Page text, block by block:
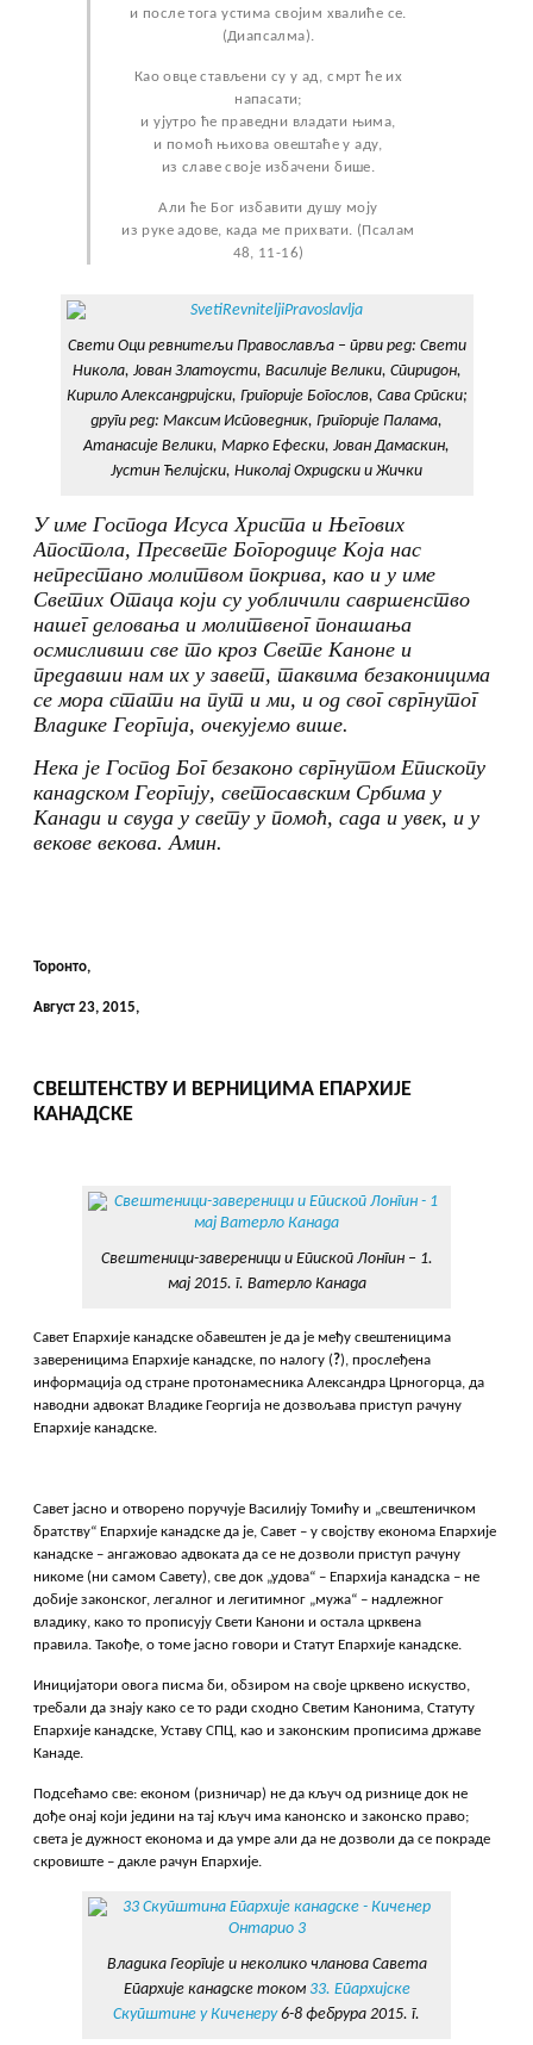
и после тога устима својим хвалиће се.
(Диапсалма).
Као овце стављени су у ад, смрт ће их
напасати;
и ујутро ће праведни владати њима,
и помоћ њихова овештаће у аду,
из славе своје избачени бише.
Али ће Бог избавити душу моју
из руке адове, када ме прихвати. (Псалам
48, 11-16)
Свети Оци ревнитељи Православља – први ред: Свети
Никола, Јован Златоусти, Василије Велики, Спиридон,
Кирило Александријски, Григорије Богослов, Сава Српски;
други ред: Максим Исповедник, Григорије Палама,
Атанасије Велики, Марко Ефески, Јован Дамаскин,
Јустин Ћелијски, Николај Охридски и Жички
У име Господа Исуса Христа и Његових
Апостола, Пресвете Богородице Која нас
непрестано молитвом покрива, као и у име
Светих Отаца који су уобличили савршенство
нашег деловања и молитвеног понашања
осмисливши све то кроз Свете Каноне и
предавши нам их у завет, таквима безаконицима
се мора стати на пут и ми, и од свог свргнутог
Владике Георгија, очекујемо више.
Нека је Господ Бог безаконо свргнутом Епископу
канадском Георгију, светосавским Србима у
Канади и свуда у светуу помоћ,сада и увек, и у
векове векова. Амин.
Торонто,
Август 23, 2015,
СВЕШТЕНСТВУ И ВЕРНИЦИМА ЕПАРХИЈЕ
КАНАДСКЕ
Свештеници-завереници и Епископ Лонгин – 1.
мај 2015. г. Ватерло Канада
Савет Епархије канадске обавештен је да је међу свештеницима
завереницима Епархије канадске, по налогу (?), прослеђена
информација од стране протонамесника Александра Црногорца, да
наводни адвокат Владике Георгија не дозвољава приступ рачуну
Епархије канадске.
Савет јасно и отворено поручује Василију Томићу и „свештеничком
братству“ Епархије канадске да је, Савет – у својству економа Епархије
канадске – ангажовао адвоката да се не дозволи приступ рачуну
никоме (ни самом Савету), све док „удова“ – Епархија канадска – не
добије законског, легалног и легитимног „мужа“ – надлежног
владику, како то прописују Свети Канони и остала црквена
правила. Такође, о томе јасно говори и Статут Епархије канадске.
Иницијатори овога писма би, обзиром на своје црквено искуство,
требали да знају како се то ради сходно Светим Канонима, Статуту
Епархије канадске, Уставу СПЦ, као и законским прописима државе
Канаде.
Подсећамо све: економ (ризничар) не да кључ од ризнице док не
дође онај који једини на тај кључ има канонско и законско право;
света је дужност економа и да умре али да не дозволи да се покраде
скровиште – дакле рачун Епархије.
Владика Георгије и неколико чланова Савета
Епархије канадске током 33. Епархијске
Скупштине у Киченеру6-8 фебрура 2015. г.